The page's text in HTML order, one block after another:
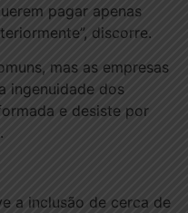
pagar apenas
discorre.
mas as empresas
ingenuidade dos
e desiste por
a inclusão de cerca de